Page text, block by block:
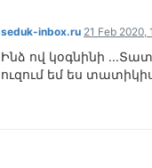
seduk-inbox.ru 21 Feb 2020,
Ինձ ով կօգնինի
ուզում եմ ես